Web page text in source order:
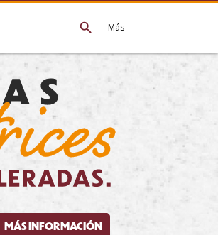
Más
search
MÁS INFORMACIÓN